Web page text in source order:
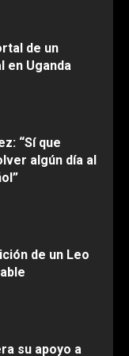
en
de un
en Uganda
“Sí que
algún día al
de un Leo
su apoyo a